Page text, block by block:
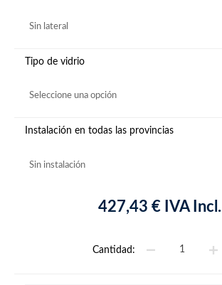
Tipo de vidrio
Instalación en todas las provincias
427,43 € IVA Incl.
Cantidad: